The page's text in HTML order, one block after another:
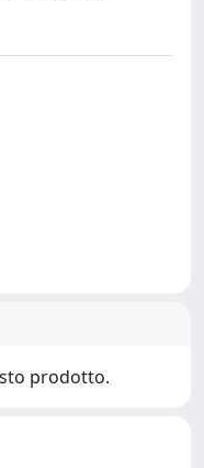
prodotto.